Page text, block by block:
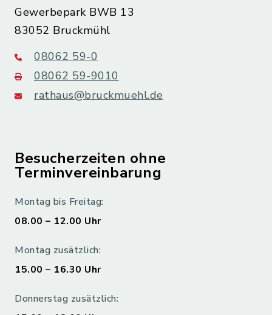
Gewerbepark BWB 13
83052 Bruckmühl
08062 59-0
08062 59-9010
rathaus@bruckmuehl.de
Besucherzeiten ohne
Terminvereinbarung
Montag bis Freitag:
08.00 – 12.00 Uhr
Montag zusätzlich:
15.00 – 16.30 Uhr
Donnerstag zusätzlich: